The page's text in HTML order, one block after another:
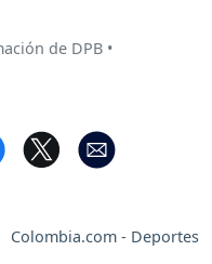
de DPB •
Colombia.com - Deportes